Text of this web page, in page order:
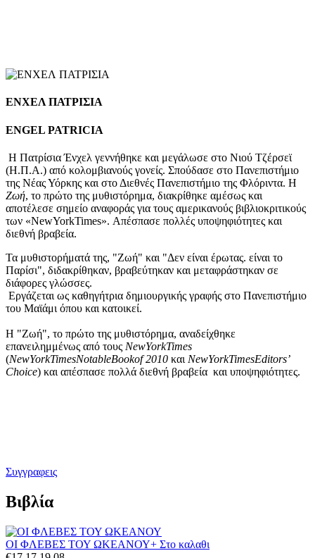
ΕΝΧΕΛ ΠΑΤΡΙΣΙΑ
ENGEL PATRICIA
Η Πατρίσια Ένχελ γεννήθηκε και μεγάλωσε στο Νιού Τζέρσεϊ
(Η.Π.Α.) από κολομβιανούς γονείς. Σπούδασε στο Πανεπιστήμιο
της Νέας Υόρκης και στο Διεθνές Πανεπιστήμιο της Φλόριντα. Η
Ζωή, το πρώτο της μυθιστόρημα, διακρίθηκε αμέσως και
αποτέλεσε σημείο αναφοράς για τους αμερικανούς βιβλιοκριτικούς
των «NewYorkTimes». Απέσπασε πολλές υποψηφιότητες και
διεθνή βραβεία.
Τα μυθιστορήματά της, "Ζωή" και "Δεν είναι έρωτας. είναι το
Παρίσι", διδακρίθηκαν, βραβεύτηκαν και μεταφράστηκαν σε
διάφορες γλώσσες.
Εργάζεται ως καθηγήτρια δημιουργικής γραφής στο Πανεπιστήμιο
του Μαϊάμι όπου και κατοικεί.
Η "Ζωή", το πρώτο της μυθιστόρημα, αναδείχθηκε
επανειλημμένως από τους NewYorkTimes
(NewYorkTimesNotableBookof2010 και NewYorkTimesEditors’
Choice) και απέσπασε πολλά διεθνή βραβεία και υποψηφιότητες.
Συγγραφεις
Βιβλία
ΟΙ ΦΛΕΒΕΣ ΤΟΥ ΩΚΕΑΝΟΥ+ Στο καλαθι